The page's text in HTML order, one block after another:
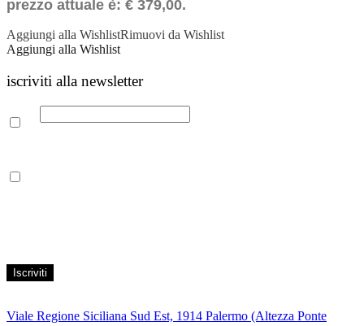
prezzo attuale è: € 379,00.
Aggiungi alla WishlistRimuovi da Wishlist
Aggiungi alla Wishlist
iscriviti alla newsletter
Viale Regione Siciliana Sud Est, 1914 Palermo (Altezza Ponte